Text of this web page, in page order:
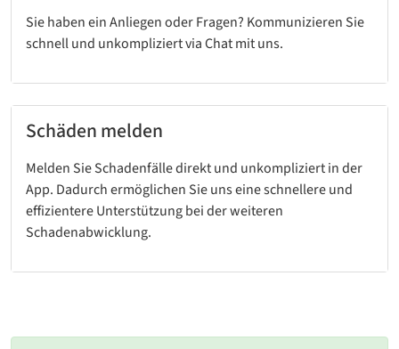
Sie haben ein Anliegen oder Fragen? Kommunizieren Sie
schnell und unkompliziert via Chat mit uns.
Schäden melden
Melden Sie Schadenfälle direkt und unkompliziert in der
App. Dadurch ermöglichen Sie uns eine schnellere und
effizientere Unterstützung bei der weiteren
Schadenabwicklung.